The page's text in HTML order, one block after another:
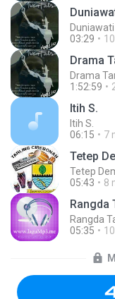
03:29
1:52:59
Itih S.
Itih S.
06:15
7
Tetep
Tetep
05:43
8
Rangda
Rangda
05:35